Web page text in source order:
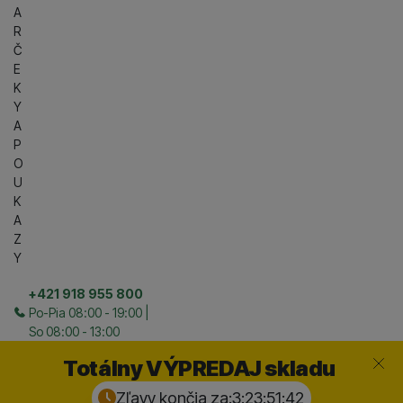
A
R
Č
E
K
Y
A
P
O
U
K
A
Z
Y
+421 918 955 800
Po-Pia 08:00 - 19:00 |
So 08:00 - 13:00
Totálny VÝPREDAJ skladu
Zľavy končia za:3:23:51:41
Zavrieť